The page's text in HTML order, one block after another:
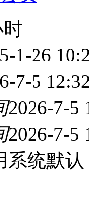
1-26
7-5
2026-7-5
2026-7-5
系统默认